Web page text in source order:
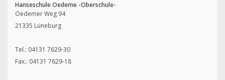
Hanseschule Oedeme -Oberschule-
Oedemer Weg 94
21335 Lüneburg
Tel.: 04131 7629-30
Fax.: 04131 7629-18